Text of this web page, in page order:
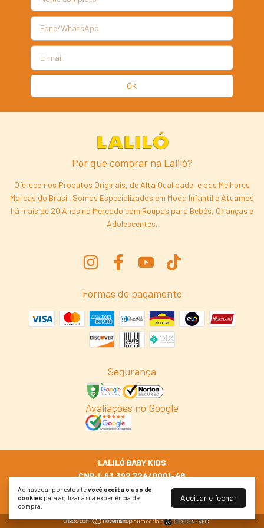
Ao navegar por este sitevocê aceita o uso de
cookies para agilizar a sua experiência de
compra.
Aceitar e fechar
Por que comprar na Laliló?
Oferecemos Produtos Originais, de Alta Qualidade, e das Melhores
Marcas do Brasil. Somos Especializados em Moda Infantil e Atuamos
há mais de 20 Anos no Mercado com Roupas para Bebês, Crianças e
Adolescentes.
Formas de pagamento
Segurança
Avaliações no Google
LALILÓ BABY KIDS
CNPJ: 63.392.724/0001-48
© 2026 Lalilo.com.br
Todos os Direitos Reservados
curadoria por